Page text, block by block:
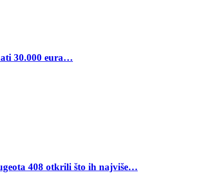
30.000 eura…
408 otkrili što ih najviše…